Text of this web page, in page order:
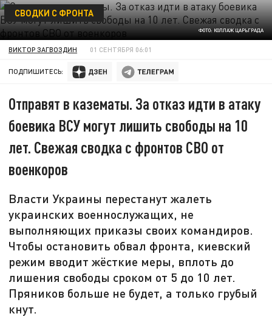
ФОТО: КОЛЛАЖ ЦАРЬГРАДА
СВОДКИ С ФРОНТА
ВИКТОР ЗАГВОЗДИН 01 СЕНТЯБРЯ 06:01
ПОДПИШИТЕСЬ:
Отправят в казематы. За отказ идти в атаку
боевика ВСУ могут лишить свободы на 10
лет. Свежая сводка с фронтов СВО от
военкоров
Власти Украины перестанут жалеть
украинских военнослужащих, не
выполняющих приказы своих командиров.
Чтобы остановить обвал фронта, киевский
режим вводит жёсткие меры, вплоть до
лишения свободы сроком от 5 до 10 лет.
Пряников больше не будет, а только грубый
кнут.